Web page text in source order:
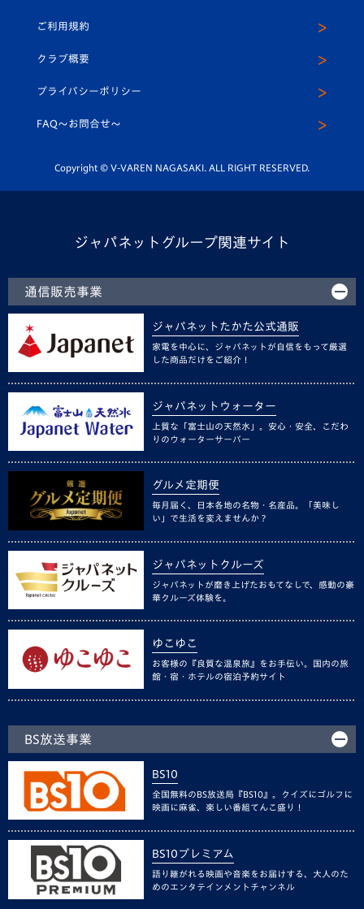
平和祈念活動
ホームタウン活動
スクール
ヴィヴィくんインスタグラム
公式LINE＠
ご利用規約
クラブ概要
プライバシーポリシー
FAQ〜お問合せ〜
Copyright © V-VAREN NAGASAKI. ALL RIGHT RESERVED.
ジャパネットグループ関連サイト
通信販売事業
ジャパネットたかた公式通販
家電を中心に、ジャパネットが自信をもって厳選
した商品だけをご紹介！
ジャパネットウォーター
上質な「富士山の天然水」。安心・安全、こだわ
りのウォーターサーバー
グルメ定期便
毎月届く、日本各地の名物・名産品。「美味し
い」で生活を変えませんか？
ジャパネットクルーズ
ジャパネットが磨き上げたおもてなしで、感動の豪
華クルーズ体験を。
ゆこゆこ
お客様の『良質な温泉旅』をお手伝い。国内の旅
館・宿・ホテルの宿泊予約サイト
BS放送事業
BS10
全国無料のBS放送局『BS10』。クイズにゴルフに
映画に麻雀、楽しい番組てんこ盛り！
BS10プレミアム
語り継がれる映画や音楽をお届けする、大人のた
めのエンタテインメントチャンネル